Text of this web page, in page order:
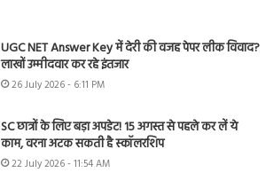
UGC NET Answer Key में देरी की वजह पेपर लीक विवाद?
लाखों उम्मीदवार कर रहे इंतजार
26 July 2026 - 6:11 PM
SC छात्रों के लिए बड़ा अपडेट! 15 अगस्त से पहले कर लें ये
काम, वरना अटक सकती है स्कॉलरशिप
22 July 2026 - 11:54 AM